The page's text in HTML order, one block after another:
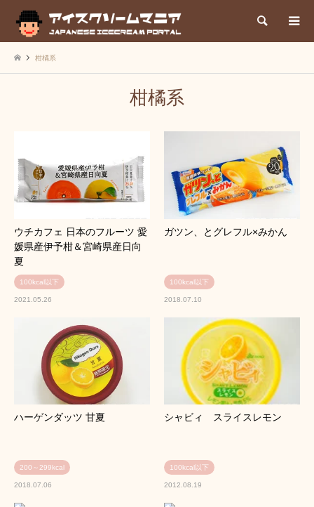
検索
柑橘系
柑橘系
ウチカフェ 日本のフルーツ 愛
媛県産伊予柑＆宮崎県産日向
夏
100kcal以下
2021.05.26
ガツン、とグレフル×みかん
100kcal以下
2018.07.10
ハーゲンダッツ 甘夏
200～299kcal
2018.07.06
シャビィ スライスレモン
100kcal以下
2012.08.19